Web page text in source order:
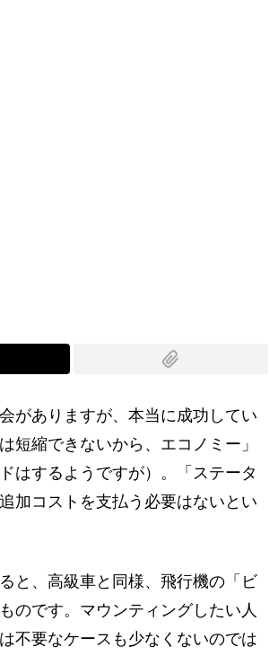
がありますが、本当に成功してい
短縮できないから、エコノミー」
はするようですが）。「ステータ
加コストを支払う必要はないとい
と、高級車と同様、飛行機の「ビ
のです。マウンティングしたい人
不要なケースも少なくないのでは